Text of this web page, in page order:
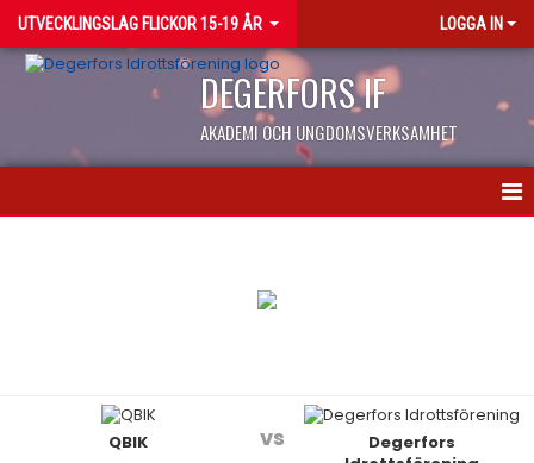
UTVECKLINGSLAG FLICKOR 15-19 ÅR LOGGA IN
DEGERFORS IF
AKADEMI OCH UNGDOMSVERKSAMHET
QBIK vs
Degerfors